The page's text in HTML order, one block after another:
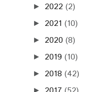
► 2022 (2)
► 2021 (10)
► 2020 (8)
► 2019 (10)
► 2018 (42)
►